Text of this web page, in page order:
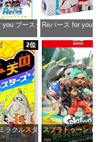
ライブプロダクション ver.ホロ
you ブースターパック ホロライ
格：¥2,980
Reバース for you
価格：
ラインコード版
2位
ラクルスターズ -Switch
スプラトゥーン レ